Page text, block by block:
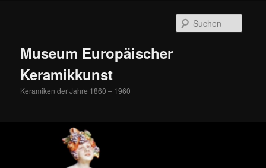
Museum Europäischer
Keramikkunst
Keramiken der Jahre 1860 – 1960